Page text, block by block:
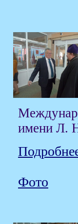
имени Л.
Фото